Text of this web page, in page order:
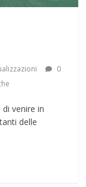
0
venire in
delle